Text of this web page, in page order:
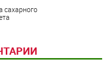
сахарного